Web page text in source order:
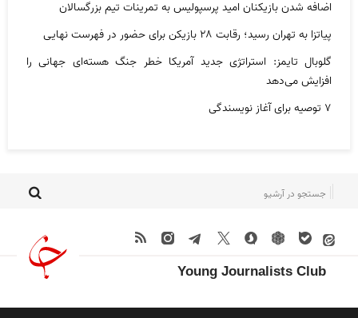
اضافه شدن بازیکنان امید پرسپولیس به تمرینات تیم بزرگسالان
پیاتزا به تهران رسید؛ رقابت ۲۸ بازیکن برای حضور در فهرست نهایی
گلوبال تایمز: استراتژی جدید آمریکا خطر جنگ هسته‌ای جهانی را
افزایش می‌دهد
۷ توصیه برای آغاز نویسندگی
Young Journalists Club